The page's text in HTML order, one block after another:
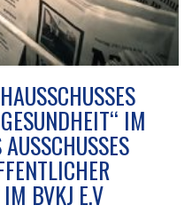
IM
BVKJ E.V